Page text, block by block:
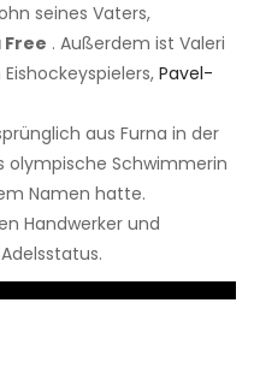
seines Vaters,
. Außerdem ist Valeri
Pavel-
aus Furna in der
olympische Schwimmerin
Namen hatte.
Handwerker und